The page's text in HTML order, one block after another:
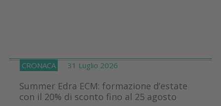
CRONACA 31 Luglio 2026
Summer Edra ECM: formazione d’estate
con il 20% di sconto fino al 25 agosto